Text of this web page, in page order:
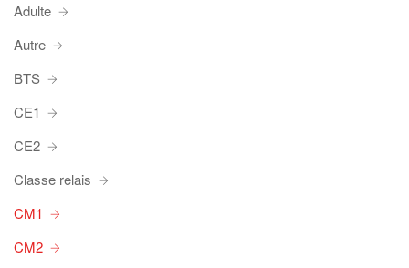
Adulte
Autre
BTS
CE1
CE2
Classe relais
CM1
CM2